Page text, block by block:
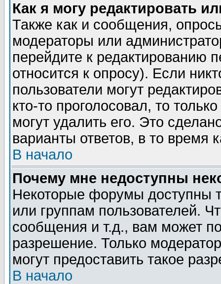
Как я могу редактировать
Также как и сообщения,
модераторы или
перейдите к редактированию
относится к опросу). Если
пользователи могут
кто-то проголосовал, то
могут удалить его. Это
варианты ответов, в то время
В начало
Почему мне недоступны
Некоторые форумы доступны
или группам пользователей.
сообщения и т.д., вам может
разрешение. Только
могут предоставить такое
В начало